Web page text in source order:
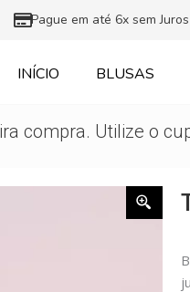
Pague em até 6x sem Juros
INÍCIO BLUSAS
compra. Utilize o